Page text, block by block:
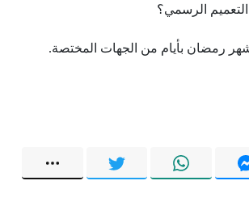
الرسمي؟
شهر رمضان بأيام من الجهات المختصة.